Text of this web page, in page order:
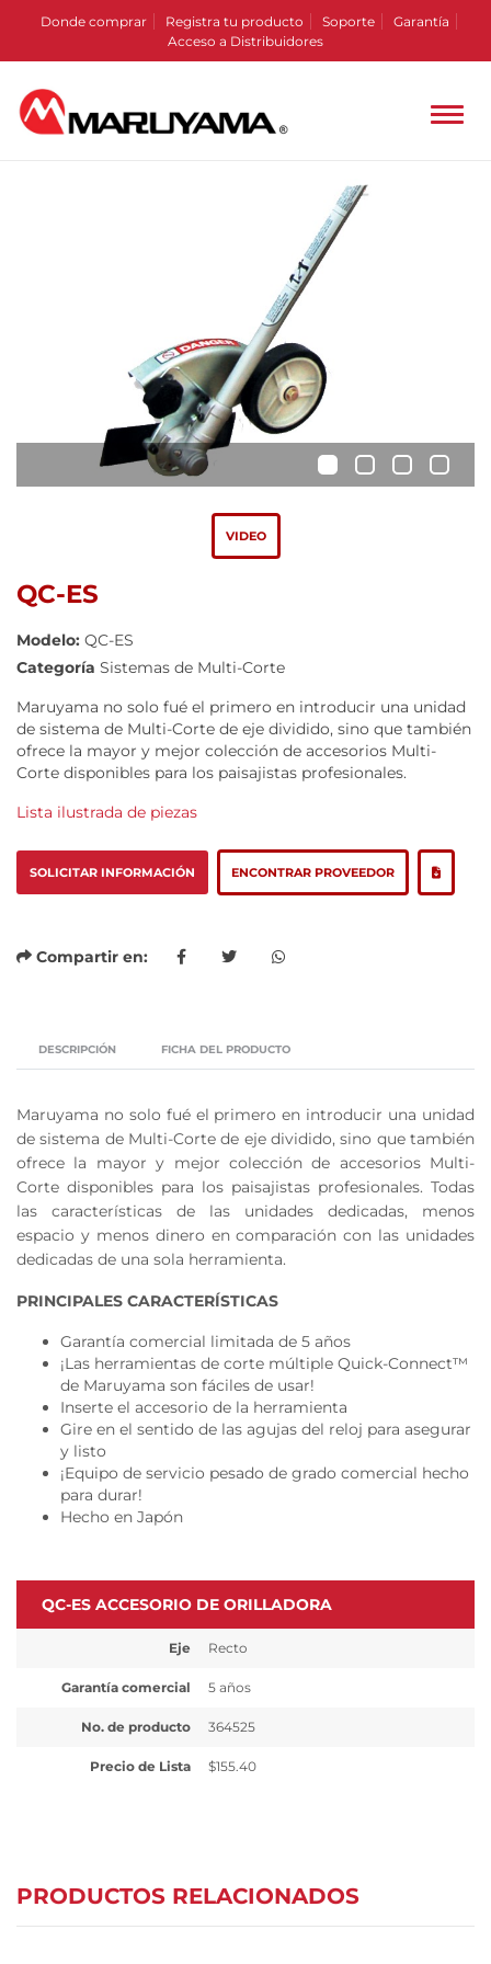
Donde comprar Registra tu producto Soporte
Garantía
Acceso a Distribuidores
• • •
VIDEO
QC-ES
Modelo: QC-ES
Categoría Sistemas de Multi-Corte
Maruyama no solo fué el primero en introducir una unidad
de sistema de Multi-Corte de eje dividido, sino que también
ofrece la mayor y mejor colección de accesorios Multi-
Corte disponibles para los paisajistas profesionales.
Lista ilustrada de piezas
SOLICITAR INFORMACIÓN ENCONTRAR PROVEEDOR
Compartir en:
DESCRIPCIÓN FICHA DEL PRODUCTO
Maruyama no solo fué el primero en introducir una unidad
de sistema de Multi-Corte de eje dividido, sino que también
ofrece la mayor y mejor colección de accesorios Multi-
Corte disponibles para los paisajistas profesionales. Todas
las características de las unidades dedicadas, menos
espacio y menos dinero en comparación con las unidades
dedicadas de una sola herramienta.
PRINCIPALES CARACTERÍSTICAS
Garantía comercial limitada de 5 años
¡Las herramientas de corte múltiple Quick-Connect™
de Maruyama son fáciles de usar!
Inserte el accesorio de la herramienta
Gire en el sentido de las agujas del reloj para asegurar
y listo
¡Equipo de servicio pesado de grado comercial hecho
para durar!
Hecho en Japón
QC-ES ACCESORIO DE ORILLADORA
Eje Recto
Garantía comercial 5 años
No. de producto 364525
Precio de Lista $155.40
PRODUCTOS RELACIONADOS